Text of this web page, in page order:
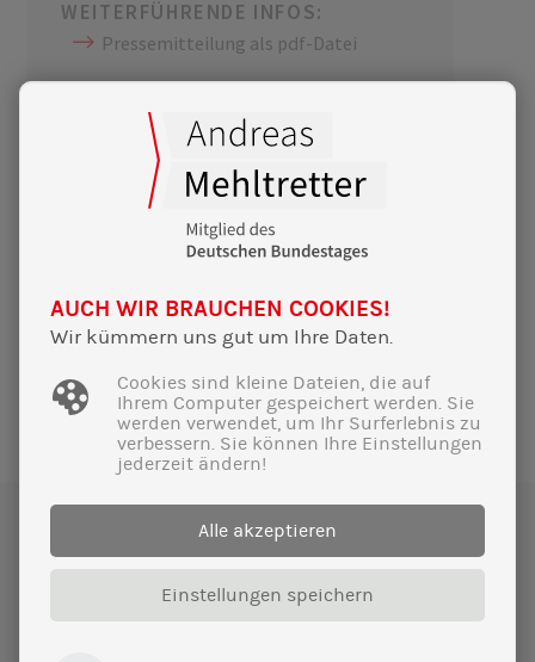
WEITERFÜHRENDE INFOS:
Pressemitteilung als pdf-Datei
SCHLAGWÖRTER:
Klimaschutz
Energiewende
ÄHNLICHE MELDUNGEN
AUCH WIR BRAUCHEN COOKIES!
Wir kümmern uns gut um Ihre Daten.
Cookies sind kleine Dateien, die auf
Ihrem Computer gespeichert werden. Sie
werden verwendet, um Ihr Surferlebnis zu
verbessern. Sie können Ihre Einstellungen
jederzeit ändern!
Alle akzeptieren
Einstellungen speichern